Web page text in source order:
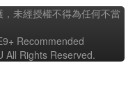
未經授權不得為任何不當
Recommended
All Rights Reserved.